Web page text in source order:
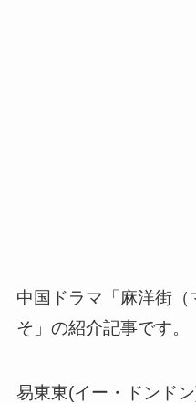
中国ドラマ「麻洋街（
そ」の紹介記事です。
易東東(イー・ドンド